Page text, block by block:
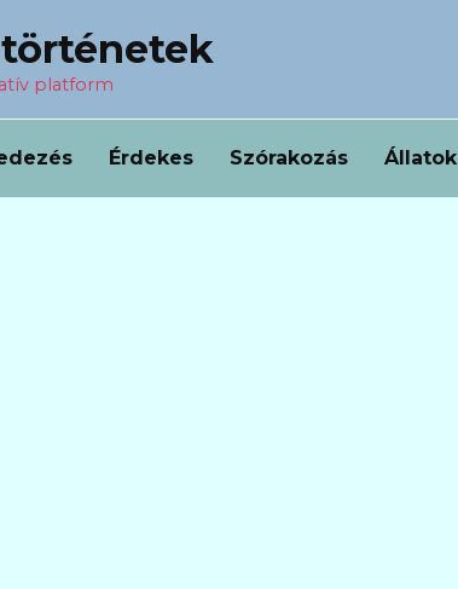
platform
Érdekes Szórakozás Állatok